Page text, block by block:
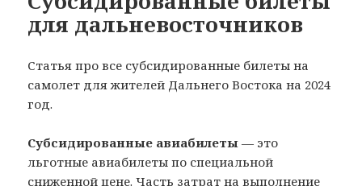
для дальневосточников
Статья про все субсидированные билеты на
самолет для жителей Дальнего Востока на 2024
год.
Субсидированные авиабилеты — это
льготные авиабилеты по специальной
сниженной цене. Часть затрат на выполнение